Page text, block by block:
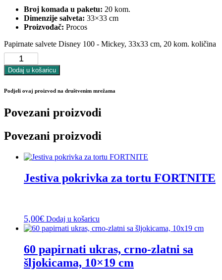
Broj komada u paketu: 20 kom.
Dimenzije salveta: 33×33 cm
Proizvođač: Procos
Papirnate salvete Disney 100 - Mickey, 33x33 cm, 20 kom. količina
Dodaj u košaricu
Podjeli ovaj proizvod na društvenim mrežama
Povezani proizvodi
Povezani proizvodi
Jestiva pokrivka za tortu FORTNITE
5,00€ Dodaj u košaricu
60 papirnati ukras, crno-zlatni sa
šljokicama, 10×19 cm